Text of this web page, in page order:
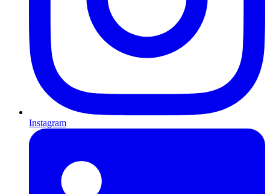
Instagram